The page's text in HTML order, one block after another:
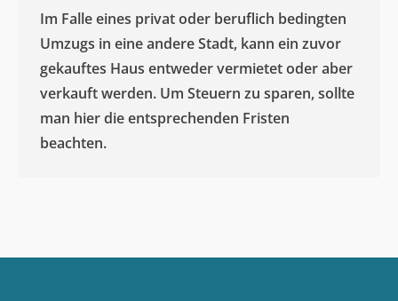
Im Falle eines privat oder beruflich bedingten
Umzugs in eine andere Stadt, kann ein zuvor
gekauftes Haus entweder vermietet oder aber
verkauft werden. Um Steuern zu sparen, sollte
man hier die entsprechenden Fristen
beachten.